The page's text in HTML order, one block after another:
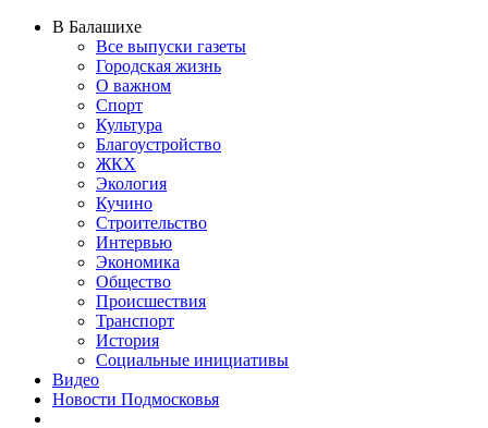
В Балашихе
Все выпуски газеты
Городская жизнь
О важном
Спорт
Культура
Благоустройство
ЖКХ
Экология
Кучино
Строительство
Интервью
Экономика
Общество
Происшествия
Транспорт
История
Социальные инициативы
Видео
Новости Подмосковья